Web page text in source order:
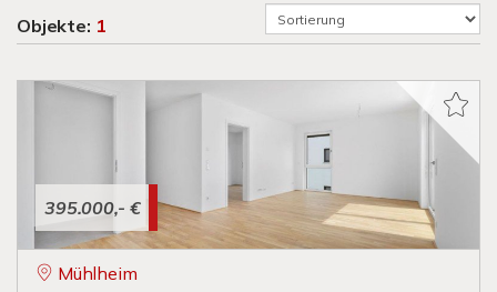
Objekte: 1
395.000,- €
Mühlheim